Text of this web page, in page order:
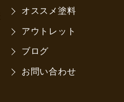
オススメ塗料
アウトレット
ブログ
お問い合わせ